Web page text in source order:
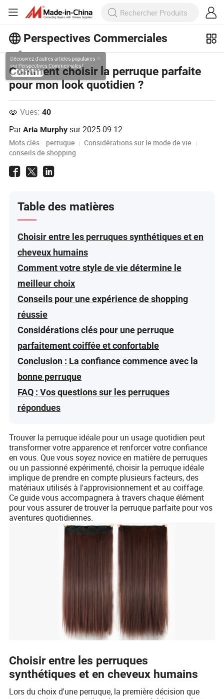
Perspectives Commerciales
Découvrez d'autres articles populaires
sur Perspectives Commerciales !
Voir Plus
Comment choisir la perruque parfaite
pour mon look quotidien ?
Vues: 40
ParAria Murphy sur2025-09-12
Mots clés: perruque
Considérations sur le mode de vie
conseils de shopping
Table des matières
Choisir entre les perruques synthétiques et en
cheveux humains
Comment votre style de vie détermine le
meilleur choix
Conseils pour une expérience de shopping
réussie
Considérations clés pour une perruque
parfaitement coiffée et confortable
Conclusion : La confiance commence avec la
bonne perruque
FAQ : Vos questions sur les perruques
répondues
Trouver la perruque idéale pour un usage quotidien peut
transformer votre apparence et renforcer votre confiance
en vous. Que vous soyez novice en matière de perruques
ou un passionné expérimenté, choisir la perruque idéale
implique de prendre en compte plusieurs facteurs, des
matériaux utilisés à l'approvisionnement et au coiffage.
Ce guide vous accompagnera à travers chaque élément
pour vous assurer de trouver la perruque parfaite pour vos
aventures quotidiennes.
Choisir entre les perruques
synthétiques et en cheveux humains
Lors du choix d'une perruque, la première décision que